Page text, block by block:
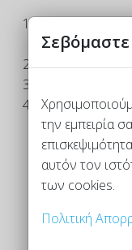
Αμερική
Η Μαρίνα της
Κυκλική vs
την εμπειρία
αυτόν τον
των cookies.
Πολιτική